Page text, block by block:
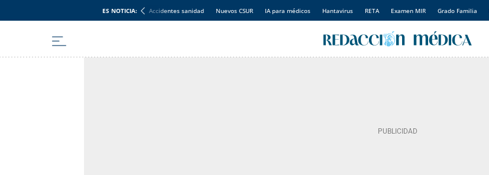
ES NOTICIA: Accidentes sanidad Nuevos CSUR IA para médicos Hantavirus RETA Examen MIR Grado Familia